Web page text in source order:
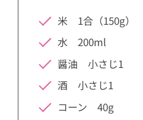
米 1合（150g）
水 200ml
醤油 小さじ1
酒 小さじ1
コーン 40g